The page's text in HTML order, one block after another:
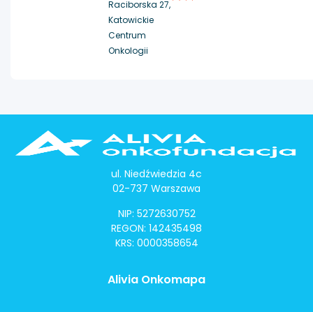
Raciborska 27,
Katowickie
Centrum
Onkologii
ul. Niedźwiedzia 4c
02-737 Warszawa
NIP: 5272630752
REGON: 142435498
KRS: 0000358654
Alivia Onkomapa